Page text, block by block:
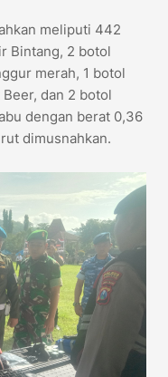
meliputi 442
Bintang, 2 botol
merah, 1 botol
dan 2 botol
dengan berat 0,36
dimusnahkan.